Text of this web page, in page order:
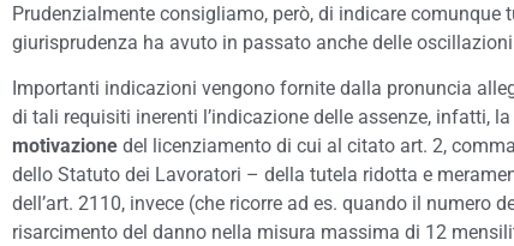
Prudenzialmente consigliamo, però, di indicare
giurisprudenza ha avuto in passato anche delle
Importanti indicazioni vengono fornite dalla pronuncia
di tali requisiti inerenti l’indicazione delle assenze, infatti,
motivazione del licenziamento di cui al citato art. 2,
dello Statuto dei Lavoratori – della tutela ridotta e
dell’art. 2110, invece (che ricorre ad es. quando il numero
risarcimento del danno nella misura massima di 12